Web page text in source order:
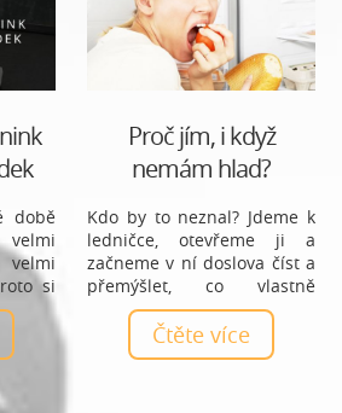
době
si
18-
pro
ti dá
Proč jím, i když
nemám hlad?
Kdo by to neznal? Jdeme k
ledničce, otevřeme ji a
začneme v ní doslova číst a
přemýšlet, co vlastně
sníme. Prošmejdíme
všechny přihrádky a
začneme pomalu, ale jistě,
Čtěte více